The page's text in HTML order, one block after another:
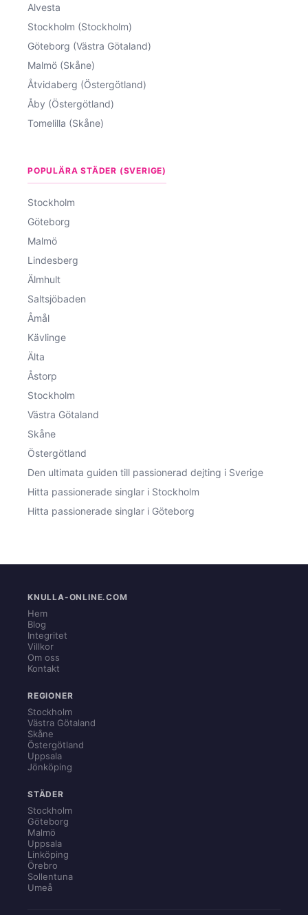
Alvesta
Stockholm (Stockholm)
Göteborg (Västra Götaland)
Malmö (Skåne)
Åtvidaberg (Östergötland)
Åby (Östergötland)
Tomelilla (Skåne)
POPULÄRA STÄDER (SVERIGE)
Stockholm
Göteborg
Malmö
Lindesberg
Älmhult
Saltsjöbaden
Åmål
Kävlinge
Älta
Åstorp
Stockholm
Västra Götaland
Skåne
Östergötland
Den ultimata guiden till passionerad dejting i Sverige
Hitta passionerade singlar i Stockholm
Hitta passionerade singlar i Göteborg
KNULLA-ONLINE.COM
Hem
Blog
Integritet
Villkor
Om oss
Kontakt
REGIONER
Stockholm
Västra Götaland
Skåne
Östergötland
Uppsala
Jönköping
STÄDER
Stockholm
Göteborg
Malmö
Uppsala
Linköping
Örebro
Sollentuna
Umeå